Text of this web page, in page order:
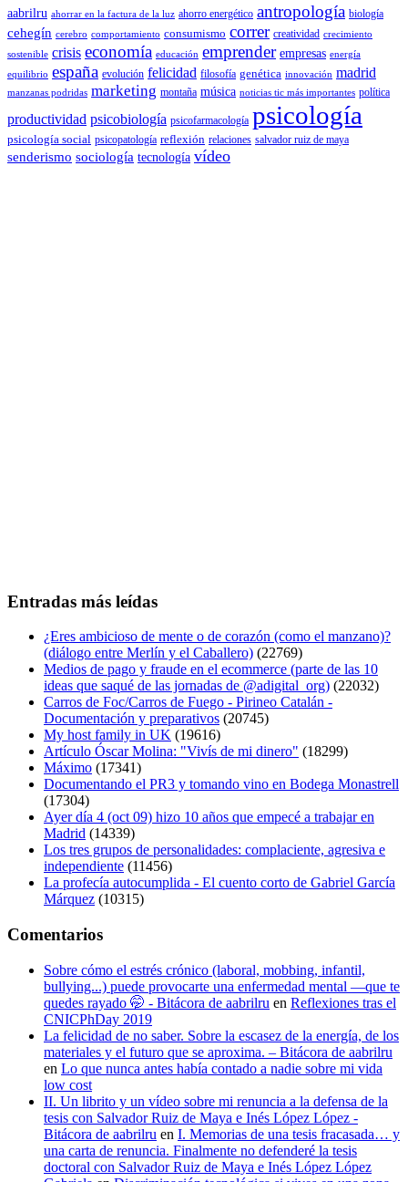
aabrilru ahorrar en la factura de la luz ahorro energético antropología biología
cehegín cerebro comportamiento consumismo correr creatividad crecimiento
sostenible crisis economía educación emprender empresas energía
equilibrio españa evolución felicidad filosofía genética innovación madrid
manzanas podridas marketing montaña música noticias tic más importantes política
productividad psicobiología psicofarmacología psicología
psicología social psicopatología reflexión relaciones salvador ruiz de maya
senderismo sociología tecnología vídeo
Entradas más leídas
¿Eres ambicioso de mente o de corazón (como el manzano)?
(diálogo entre Merlín y el Caballero) (22769)
Medios de pago y fraude en el ecommerce (parte de las 10
ideas que saqué de las jornadas de @adigital_org) (22032)
Carros de Foc/Carros de Fuego - Pirineo Catalán -
Documentación y preparativos (20745)
My host family in UK (19616)
Artículo Óscar Molina: "Vivís de mi dinero" (18299)
Máximo (17341)
Documentando el PR3 y tomando vino en Bodega Monastrell
(17304)
Ayer día 4 (oct 09) hizo 10 años que empecé a trabajar en
Madrid (14339)
Los tres grupos de personalidades: complaciente, agresiva e
independiente (11456)
La profecía autocumplida - El cuento corto de Gabriel García
Márquez (10315)
Comentarios
Sobre cómo el estrés crónico (laboral, mobbing, infantil,
bullying...) puede provocarte una enfermedad mental —que te
quedes rayado 🤭 - Bitácora de aabrilru en Reflexiones tras el
CNICPhDay 2019
La felicidad de no saber. Sobre la escasez de la energía, de los
materiales y el futuro que se aproxima. – Bitácora de aabrilru
en Lo que nunca antes había contado a nadie sobre mi vida
low cost
II. Un librito y un vídeo sobre mi renuncia a la defensa de la
tesis con Salvador Ruiz de Maya e Inés López López -
Bitácora de aabrilru en I. Memorias de una tesis fracasada… y
una carta de renuncia. Finalmente no defenderé la tesis
doctoral con Salvador Ruiz de Maya e Inés López López